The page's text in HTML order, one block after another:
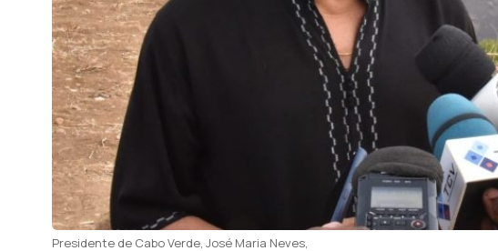
Presidente de Cabo Verde, José Maria Neves,